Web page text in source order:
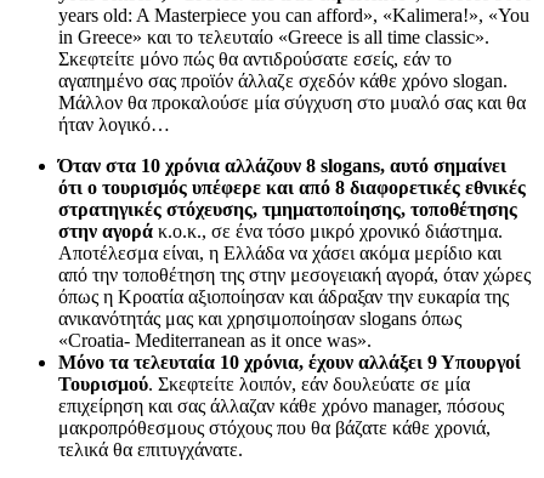
years old: A Masterpiece you can afford», «Kalimera!», «You
in Greece» και το τελευταίο «Greece is all time classic».
Σκεφτείτε μόνο πώς θα αντιδρούσατε εσείς, εάν το
αγαπημένο σας προϊόν άλλαζε σχεδόν κάθε χρόνο slogan.
Μάλλον θα προκαλούσε μία σύγχυση στο μυαλό σας και θα
ήταν λογικό…
Όταν στα 10 χρόνια αλλάζουν 8 slogans, αυτό σημαίνει
ότι ο τουρισμός υπέφερε και από 8 διαφορετικές εθνικές
στρατηγικές στόχευσης, τμηματοποίησης, τοποθέτησης
στην αγορά κ.ο.κ., σε ένα τόσο μικρό χρονικό διάστημα.
Αποτέλεσμα είναι, η Ελλάδα να χάσει ακόμα μερίδιο και
από την τοποθέτηση της στην μεσογειακή αγορά, όταν χώρες
όπως η Κροατία αξιοποίησαν και άδραξαν την ευκαρία της
ανικανότητάς μας και χρησιμοποίησαν slogans όπως
«Croatia- Mediterranean as it once was».
Μόνο τα τελευταία 10 χρόνια, έχουν αλλάξει 9 Υπουργοί
Τουρισμού. Σκεφτείτε λοιπόν, εάν δουλεύατε σε μία
επιχείρηση και σας άλλαζαν κάθε χρόνο manager, πόσους
μακροπρόθεσμους στόχους που θα βάζατε κάθε χρονιά,
τελικά θα επιτυγχάνατε.